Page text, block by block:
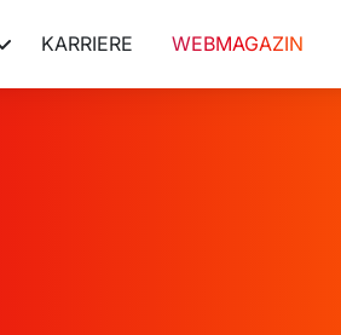
KARRIERE WEBMAGAZIN